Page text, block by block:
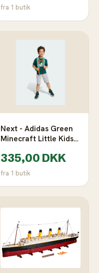
fra 1 butik
Next - Adidas Green
Minecraft Little Kids
Set
335,00 DKK
fra 1 butik